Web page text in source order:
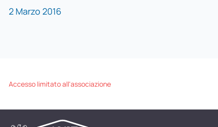
2 Marzo 2016
Accesso limitato all'associazione